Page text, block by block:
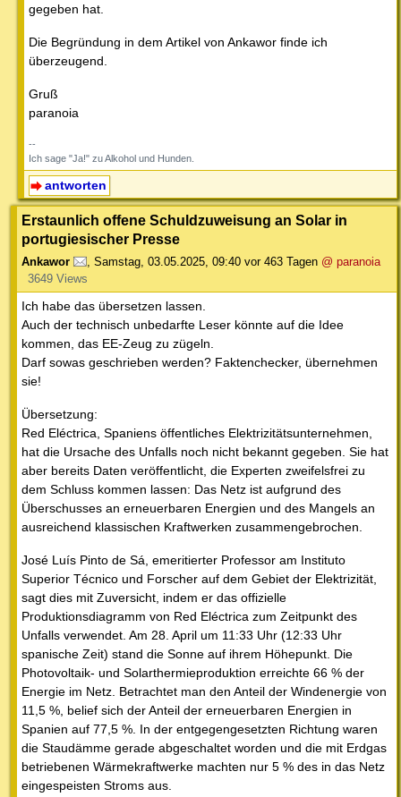
gegeben hat.
Die Begründung in dem Artikel von Ankawor finde ich
überzeugend.
Gruß
paranoia
--
Ich sage "Ja!" zu Alkohol und Hunden.
antworten
Erstaunlich offene Schuldzuweisung an Solar in
portugiesischer Presse
Ankawor , Samstag, 03.05.2025, 09:40 vor 463 Tagen @ paranoia
3649 Views
Ich habe das übersetzen lassen.
Auch der technisch unbedarfte Leser könnte auf die Idee
kommen, das EE-Zeug zu zügeln.
Darf sowas geschrieben werden? Faktenchecker, übernehmen
sie!
Übersetzung:
Red Eléctrica, Spaniens öffentliches Elektrizitätsunternehmen,
hat die Ursache des Unfalls noch nicht bekannt gegeben. Sie hat
aber bereits Daten veröffentlicht, die Experten zweifelsfrei zu
dem Schluss kommen lassen: Das Netz ist aufgrund des
Überschusses an erneuerbaren Energien und des Mangels an
ausreichend klassischen Kraftwerken zusammengebrochen.
José Luís Pinto de Sá, emeritierter Professor am Instituto
Superior Técnico und Forscher auf dem Gebiet der Elektrizität,
sagt dies mit Zuversicht, indem er das offizielle
Produktionsdiagramm von Red Eléctrica zum Zeitpunkt des
Unfalls verwendet. Am 28. April um 11:33 Uhr (12:33 Uhr
spanische Zeit) stand die Sonne auf ihrem Höhepunkt. Die
Photovoltaik- und Solarthermieproduktion erreichte 66 % der
Energie im Netz. Betrachtet man den Anteil der Windenergie von
11,5 %, belief sich der Anteil der erneuerbaren Energien in
Spanien auf 77,5 %. In der entgegengesetzten Richtung waren
die Staudämme gerade abgeschaltet worden und die mit Erdgas
betriebenen Wärmekraftwerke machten nur 5 % des in das Netz
eingespeisten Stroms aus.